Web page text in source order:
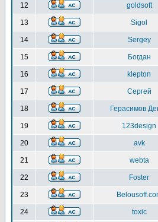
12 goldsoft
13 Sigol
14 Sergey
15 Богдан
16 klepton
17 Сергей
18 Герасимов
19 123design
20 avk
21 webta
22 Foster
23
24 toxic